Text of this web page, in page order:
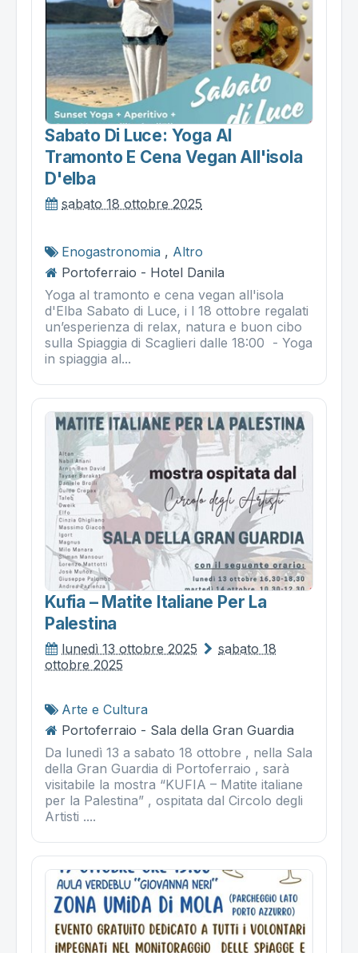
Sabato Di Luce: Yoga Al
Tramonto E Cena Vegan All'isola
D'elba
sabato 18 ottobre 2025
Enogastronomia , Altro
Portoferraio - Hotel Danila
Yoga al tramonto e cena vegan all'isola
d'Elba ​Sabato di Luce, i l 18 ottobre regalati
un’esperienza di relax, natura e buon cibo
sulla Spiaggia di Scaglieri dalle 18:0​0 ​ - Yoga
in spiaggia al...
Kufia – Matite Italiane Per La
Palestina
lunedì 13 ottobre 2025
sabato 18
ottobre 2025
Arte e Cultura
Portoferraio - Sala della Gran Guardia
Da lunedì 13 a sabato 18 ottobre , nella Sala
della Gran Guardia di Portoferraio , sarà
visitabile la mostra “KUFIA – Matite italiane
per la Palestina” , ospitata dal Circolo degli
Artisti ....